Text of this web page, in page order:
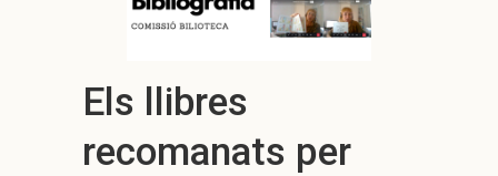
Els llibres
recomanats per